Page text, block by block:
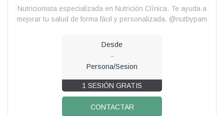
Nutricionista especializada en Nutrición Clínica. Te ayuda a
mejorar tu salud de forma fácil y personalizada. @nutbypam
Desde
-
Persona/Sesion
1 SESIÓN GRATIS
CONTACTAR